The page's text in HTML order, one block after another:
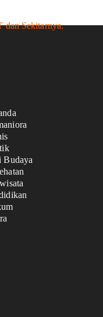
Budaya